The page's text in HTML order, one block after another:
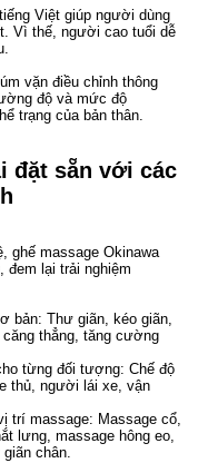
Việt giúp người dùng
Vì thế, người cao tuổi dễ
vặn điều chỉnh thông
độ và mức độ
trạng của bản thân.
đặt sẵn với các
ghế massage Okinawa
đem lại trải nghiệm
bản: Thư giãn, kéo giãn,
thẳng, tăng cường
từng đối tượng: Chế độ
thủ, người lái xe, vận
trí massage: Massage cổ,
lưng, massage hông eo,
chân.